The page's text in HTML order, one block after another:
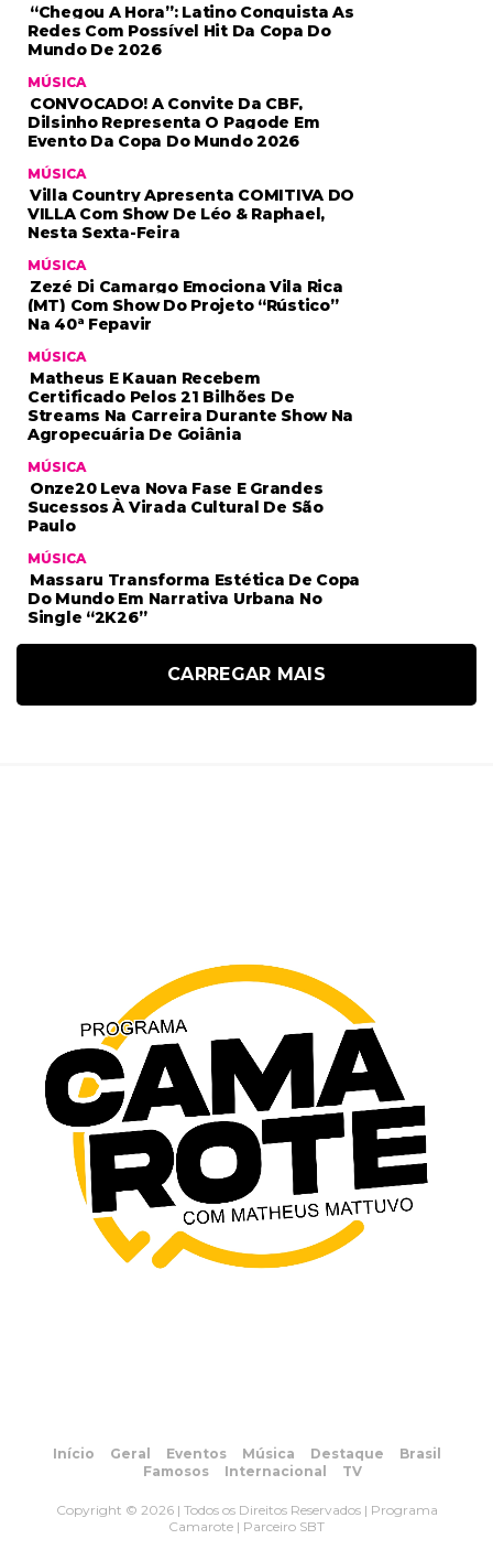
“Chegou A Hora”: Latino Conquista As
Redes Com Possível Hit Da Copa Do
Mundo De 2026
MÚSICA
CONVOCADO! A Convite Da CBF,
Dilsinho Representa O Pagode Em
Evento Da Copa Do Mundo 2026
MÚSICA
Villa Country Apresenta COMITIVA DO
VILLA Com Show De Léo & Raphael,
Nesta Sexta-Feira
MÚSICA
Zezé Di Camargo Emociona Vila Rica
(MT) Com Show Do Projeto “Rústico”
Na 40ª Fepavir
MÚSICA
Matheus E Kauan Recebem
Certificado Pelos 21 Bilhões De
Streams Na Carreira Durante Show Na
Agropecuária De Goiânia
MÚSICA
Onze20 Leva Nova Fase E Grandes
Sucessos À Virada Cultural De São
Paulo
MÚSICA
Massaru Transforma Estética De Copa
Do Mundo Em Narrativa Urbana No
Single “2K26”
CARREGAR MAIS
Início Geral Eventos Música Destaque
Brasil
Famosos
Internacional TV
Copyright © 2026 | Todos os Direitos Reservados | Programa
Camarote | Parceiro SBT